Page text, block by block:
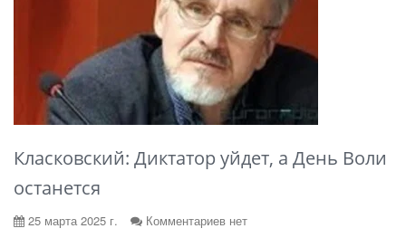
Класковский: Диктатор уйдет, а День Воли
останется
25 марта 2025 г.
Комментариев нет